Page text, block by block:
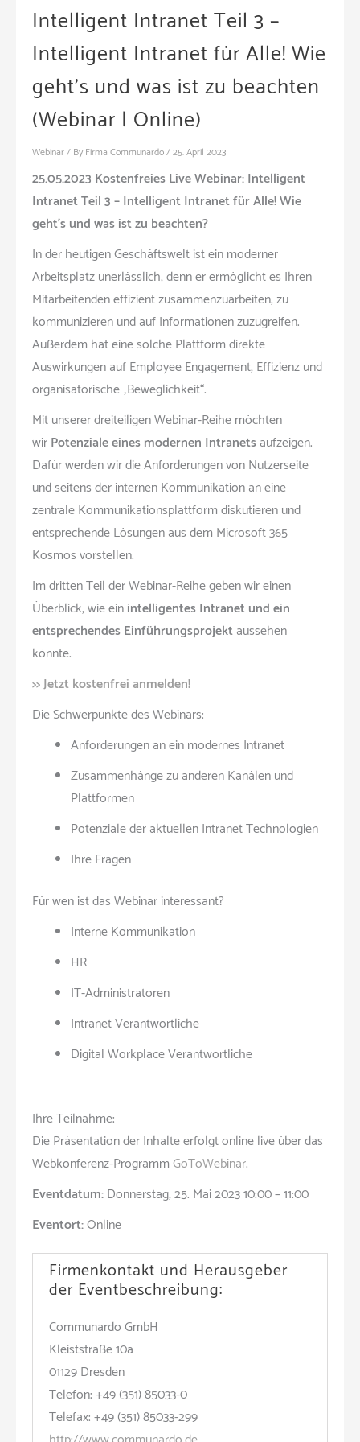
Intelligent Intranet Teil 3 –
Intelligent Intranet für Alle! Wie
geht’s und was ist zu beachten
(Webinar | Online)
Webinar/ By Firma Communardo/25. April 2023
25.05.2023 Kostenfreies Live Webinar: Intelligent
Intranet Teil 3 – Intelligent Intranet für Alle! Wie
geht’s und was ist zu beachten?
In der heutigen Geschäftswelt ist ein moderner
Arbeitsplatz unerlässlich, denn er ermöglicht es Ihren
Mitarbeitenden effizient zusammenzuarbeiten, zu
kommunizieren und auf Informationen zuzugreifen.
Außerdem hat eine solche Plattform direkte
Auswirkungen auf Employee Engagement, Effizienz und
organisatorische „Beweglichkeit“.
Mit unserer dreiteiligen Webinar-Reihe möchten
wirPotenziale eines modernen Intranetsaufzeigen.
Dafür werden wir die Anforderungen von Nutzerseite
und seitens der internen Kommunikation an eine
zentrale Kommunikationsplattform diskutieren und
entsprechende Lösungen aus dem Microsoft 365
Kosmos vorstellen.
Im dritten Teil der Webinar-Reihe geben wir einen
Überblick, wie einintelligentes Intranet und ein
entsprechendes Einführungsprojektaussehen
könnte.
>> Jetzt kostenfrei anmelden!
Die Schwerpunkte des Webinars:
Anforderungen an ein modernes Intranet
Zusammenhänge zu anderen Kanälen und
Plattformen
Potenziale der aktuellen Intranet Technologien
Ihre Fragen
Für wen ist das Webinar interessant?
Interne Kommunikation
HR
IT-Administratoren
Intranet Verantwortliche
Digital Workplace Verantwortliche
Ihre Teilnahme:
Die Präsentation der Inhalte erfolgt online live über das
Webkonferenz-ProgrammGoToWebinar.
Eventdatum:Donnerstag, 25. Mai 2023 10:00 – 11:00
Eventort:Online
Firmenkontakt und Herausgeber
der Eventbeschreibung:
Communardo GmbH
Kleiststraße 10a
01129 Dresden
Telefon: +49 (351) 85033-0
Telefax: +49 (351) 85033-299